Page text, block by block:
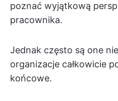
poznać wyjątkową
pracownika.
Jednak często są one
organizacje całkowicie
końcowe.